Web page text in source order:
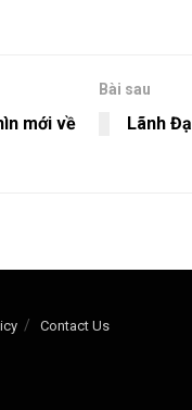
mới về
Bài sau
Lãnh
Contact Us